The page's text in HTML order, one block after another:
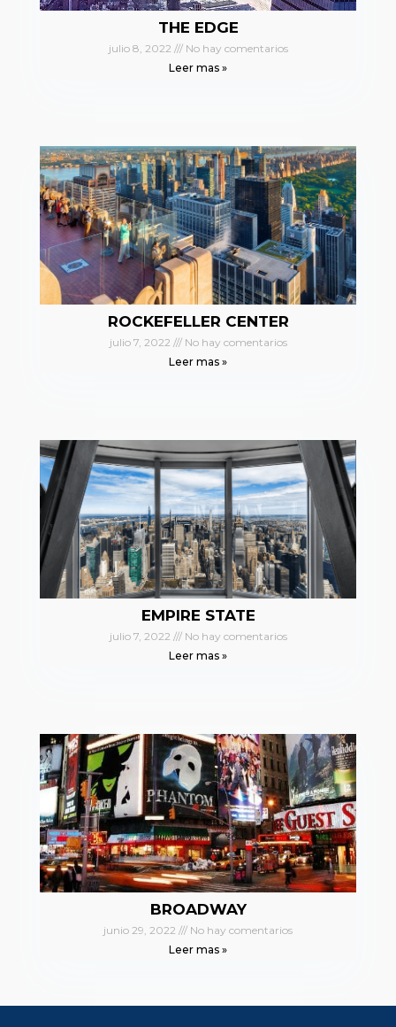
THE EDGE
julio 8, 2022
No hay comentarios
Leer mas »
ROCKEFELLER CENTER
julio 7, 2022
No hay comentarios
Leer mas »
EMPIRE STATE
julio 7, 2022
No hay comentarios
Leer mas »
BROADWAY
junio 29, 2022
No hay comentarios
Leer mas »